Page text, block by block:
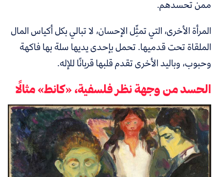
ممن تحسدهم.
المرأة الأخرى، التي تمثِّل الإحسان، لا تبالي بكل أكياس المال
الملقاة تحت قدميها. تحمل بإحدى يديها سلة بها فاكهة
وحبوب، وباليد الأخرى تقدم قلبها قربانًا للإله.
الحسد من وجهة نظر فلسفية، «كانط» مثالًا